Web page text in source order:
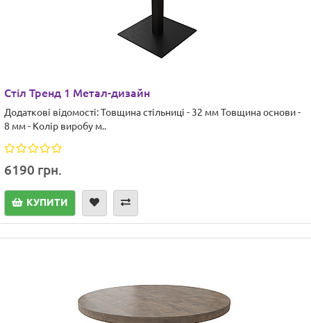
Стіл Тренд 1 Метал-дизайн
Додаткові відомості: Товщина стільниці - 32 мм Товщина основи -
8 мм - Колір виробу м..
6190 грн.
КУПИТИ